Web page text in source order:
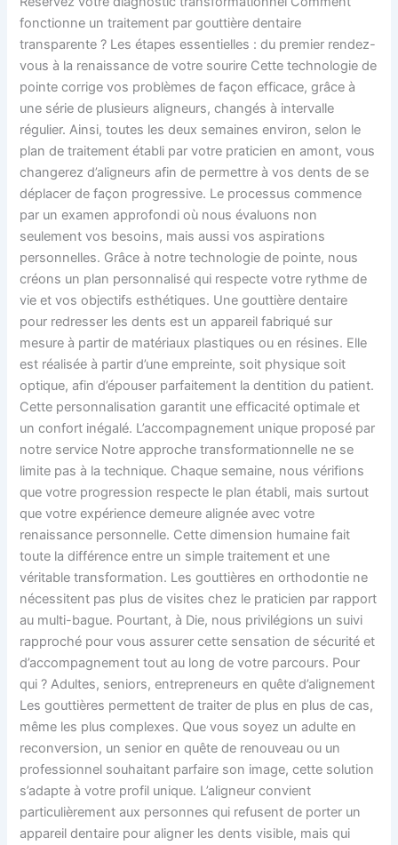
fonctionne un traitement par gouttière dentaire
transparente ? Les étapes essentielles : du premier rendez-
vous à la renaissance de votre sourire Cette technologie de
pointe corrige vos problèmes de façon efficace, grâce à
une série de plusieurs aligneurs, changés à intervalle
régulier. Ainsi, toutes les deux semaines environ, selon le
plan de traitement établi par votre praticien en amont, vous
changerez d’aligneurs afin de permettre à vos dents de se
déplacer de façon progressive. Le processus commence
par un examen approfondi où nous évaluons non
seulement vos besoins, mais aussi vos aspirations
personnelles. Grâce à notre technologie de pointe, nous
créons un plan personnalisé qui respecte votre rythme de
vie et vos objectifs esthétiques. Une gouttière dentaire
pour redresser les dents est un appareil fabriqué sur
mesure à partir de matériaux plastiques ou en résines. Elle
est réalisée à partir d’une empreinte, soit physique soit
optique, afin d’épouser parfaitement la dentition du patient.
Cette personnalisation garantit une efficacité optimale et
un confort inégalé. L’accompagnement unique proposé par
notre service Notre approche transformationnelle ne se
limite pas à la technique. Chaque semaine, nous vérifions
que votre progression respecte le plan établi, mais surtout
que votre expérience demeure alignée avec votre
renaissance personnelle. Cette dimension humaine fait
toute la différence entre un simple traitement et une
véritable transformation. Les gouttières en orthodontie ne
nécessitent pas plus de visites chez le praticien par rapport
au multi-bague. Pourtant, à Die, nous privilégions un suivi
rapproché pour vous assurer cette sensation de sécurité et
d’accompagnement tout au long de votre parcours. Pour
qui ? Adultes, seniors, entrepreneurs en quête d’alignement
Les gouttières permettent de traiter de plus en plus de cas,
même les plus complexes. Que vous soyez un adulte en
reconversion, un senior en quête de renouveau ou un
professionnel souhaitant parfaire son image, cette solution
s’adapte à votre profil unique. L’aligneur convient
particulièrement aux personnes qui refusent de porter un
appareil dentaire pour aligner les dents visible, mais qui